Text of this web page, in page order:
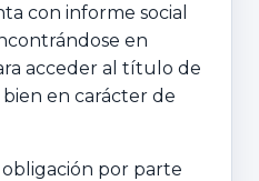
con informe social
en
acceder al título de
en carácter de
por parte